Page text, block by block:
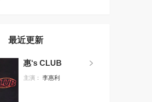
最近更新
惠‘s CLUB
主演： 李惠利